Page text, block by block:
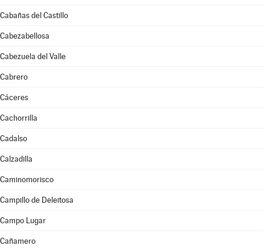
Cabañas del Castillo
Cabezabellosa
Cabezuela del Valle
Cabrero
Cáceres
Cachorrilla
Cadalso
Calzadilla
Caminomorisco
Campillo de Deleitosa
Campo Lugar
Cañamero